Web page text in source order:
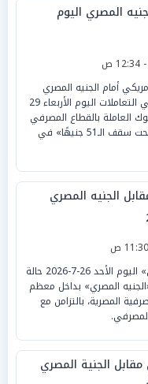
المصري اليوم
أمام الجنيه المصري
«استقرارًا وثباتًا ملحوظًا» في التعاملات اليوم الأربعاء 29
البنوك العاملة بالقطاع المصرفي
المصري، ليواصل التداول «تحت سقف الـ51 جنيهًا» في
الجنيه المصري
شهد «سعر الدينار الكويتي» اليوم الأحد 26-7-2026 حالة
المصري» بداخل معظم
المصرية، بالتزامن مع
الجنية المصري